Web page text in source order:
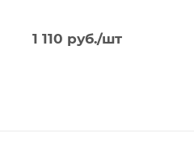
1 110 руб./шт